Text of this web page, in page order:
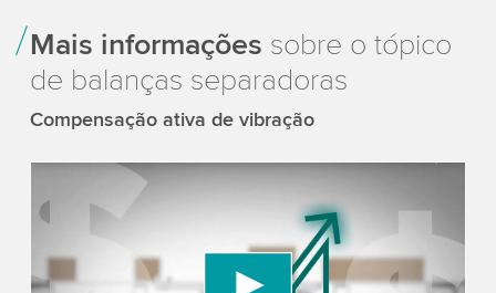
Mais informações sobre o tópico
de balanças separadoras
Compensação ativa de vibração
We use a third party service to embed video
content that may collect data about your activity.